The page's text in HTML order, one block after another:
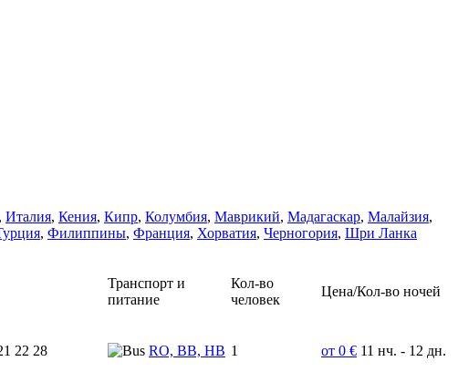
, Италия, Кения, Кипр, Колумбия, Маврикий, Мадагаскар, Малайзия,
, Филиппины, Франция, Хорватия, Черногория, Шри Ланка
Транспорт и
питание
Кол-во
человек
Цена/Кол-во ночей
22 28 RO, BB, HB 1 от 0 € 11 нч. - 12 дн.